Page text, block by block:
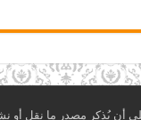
أن يُذكر مصدر ما نقل أو